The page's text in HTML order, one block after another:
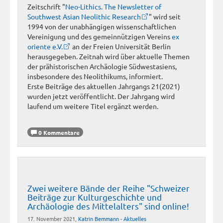
Zeitschrift "Neo-Lithics. The Newsletter of
Southwest Asian Neolithic Research
" wird seit
1994 von der unabhängigen wissenschaftlichen
Vereinigung und des gemeinnützigen Vereinsex
oriente e.V.
an der Freien Universität Berlin
herausgegeben. Zeitnah wird über aktuelle Themen
der prähistorischen Archäologie Südwestasiens,
insbesondere des Neolithikums, informiert.
Erste Beiträge des aktuellen Jahrgangs 21(2021)
wurden jetzt veröffentlicht. Der Jahrgang wird
laufend um weitere Titel ergänzt werden.
0 Kommentare
Zwei weitere Bände der Reihe "Schweizer
Beiträge zur Kulturgeschichte und
Archäologie des Mittelalters" sind online!
17. November 2021, Katrin Bemmann-Aktuelles